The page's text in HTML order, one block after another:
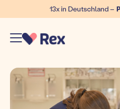
13x in Deutschland –